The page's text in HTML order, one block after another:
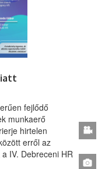
fejlődő
munkaerő
hirtelen
erről az
IV. Debreceni HR